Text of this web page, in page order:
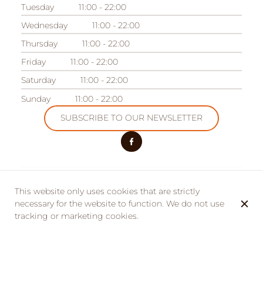
Tuesday
11:00 - 22:00
Wednesday
11:00 - 22:00
Thursday
11:00 - 22:00
Friday
11:00 - 22:00
Saturday
11:00 - 22:00
Sunday
11:00 - 22:00
SUBSCRIBE TO OUR NEWSLETTER
OUR OTHER ESTABLISHMENTS
Camping des Acacias
Domaine des Acacias
This website only uses cookies that are strictly
necessary for the website to function. We do not use
tracking or marketing cookies.